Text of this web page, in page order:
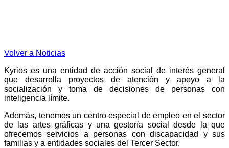
Volver a Noticias
Kyrios es una entidad de acción social de interés general
que desarrolla proyectos de atención y apoyo a la
socialización y toma de decisiones de personas con
inteligencia límite.
Además, tenemos un centro especial de empleo en el sector
de las artes gráficas y una gestoría social desde la que
ofrecemos servicios a personas con discapacidad y sus
familias y a entidades sociales del Tercer Sector.